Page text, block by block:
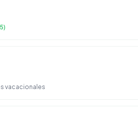
)
vacacionales